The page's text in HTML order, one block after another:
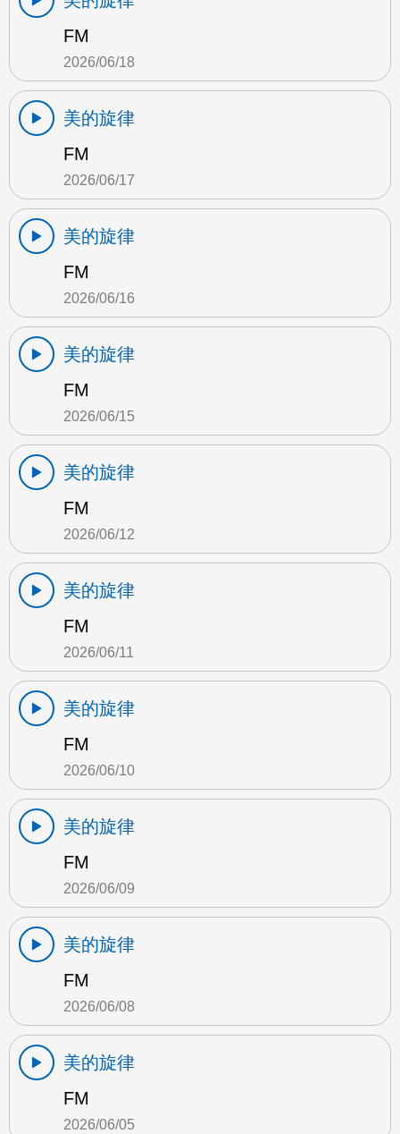
FM
2026/06/18
美的旋律
FM
2026/06/17
美的旋律
FM
2026/06/16
美的旋律
FM
2026/06/15
美的旋律
FM
2026/06/12
美的旋律
FM
2026/06/11
美的旋律
FM
2026/06/10
美的旋律
FM
2026/06/09
美的旋律
FM
2026/06/08
美的旋律
FM
2026/06/05